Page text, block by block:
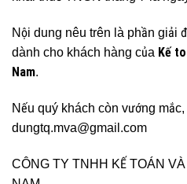
Nội dung nêu trên là phần giải
dành cho khách hàng của Kế
Nam.
Nếu quý khách còn vướng
dungtq.mva@gmail.com
CÔNG TY TNHH KẾ TOÁN